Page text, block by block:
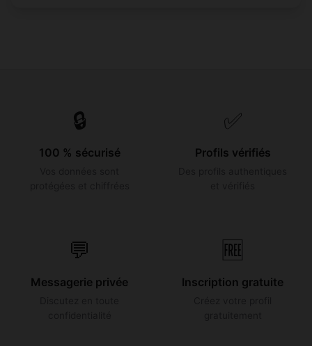
🔒
100 % sécurisé
✅
Profils vérifiés
💬
Messagerie privée
🆓
Inscription gratuite